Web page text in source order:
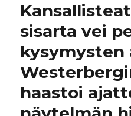
sisarta vei
kysymysten
haastoi